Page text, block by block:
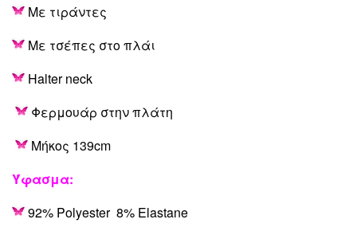
Με τιράντες
Με τσέπες στο πλάι
Halter neck
Φερμουάρ στην πλάτη
Μήκος 139cm
Ύφασμα:
92% Polyester 8% Elastane